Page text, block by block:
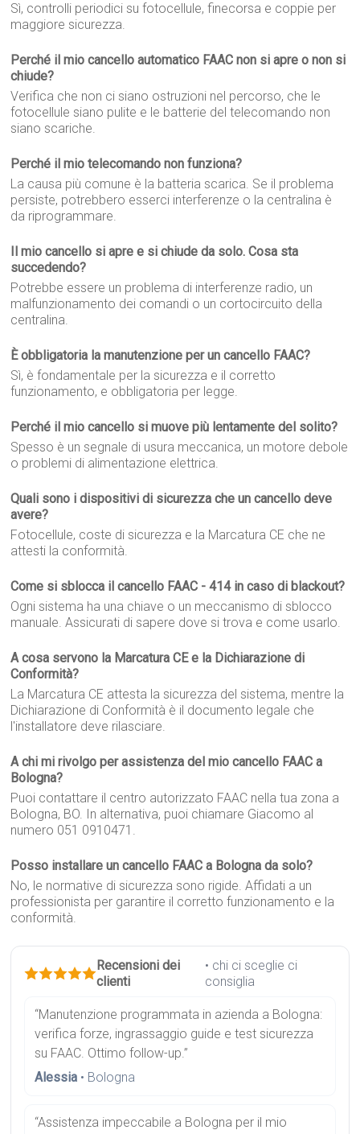
Sì, controlli periodici su fotocellule, finecorsa e coppie per
maggiore sicurezza.
Perché il mio cancello automatico FAAC non si apre o non si
chiude?
Verifica che non ci siano ostruzioni nel percorso, che le
fotocellule siano pulite e le batterie del telecomando non
siano scariche.
Perché il mio telecomando non funziona?
La causa più comune è la batteria scarica. Se il problema
persiste, potrebbero esserci interferenze o la centralina è
da riprogrammare.
Il mio cancello si apre e si chiude da solo. Cosa sta
succedendo?
Potrebbe essere un problema di interferenze radio, un
malfunzionamento dei comandi o un cortocircuito della
centralina.
È obbligatoria la manutenzione per un cancello FAAC?
Sì, è fondamentale per la sicurezza e il corretto
funzionamento, e obbligatoria per legge.
Perché il mio cancello si muove più lentamente del solito?
Spesso è un segnale di usura meccanica, un motore debole
o problemi di alimentazione elettrica.
Quali sono i dispositivi di sicurezza che un cancello deve
avere?
Fotocellule, coste di sicurezza e la Marcatura CE che ne
attesti la conformità.
Come si sblocca il cancello FAAC - 414 in caso di blackout?
Ogni sistema ha una chiave o un meccanismo di sblocco
manuale. Assicurati di sapere dove si trova e come usarlo.
A cosa servono la Marcatura CE e la Dichiarazione di
Conformità?
La Marcatura CE attesta la sicurezza del sistema, mentre la
Dichiarazione di Conformità è il documento legale che
l'installatore deve rilasciare.
A chi mi rivolgo per assistenza del mio cancello FAAC a
Bologna?
Puoi contattare il centro autorizzato FAAC nella tua zona a
Bologna, BO. In alternativa, puoi chiamare Giacomo al
numero 051 0910471.
Posso installare un cancello FAAC a Bologna da solo?
No, le normative di sicurezza sono rigide. Affidati a un
professionista per garantire il corretto funzionamento e la
conformità.
Recensioni dei
clienti
• chi ci sceglie ci
consiglia
“Manutenzione programmata in azienda a Bologna:
verifica forze, ingrassaggio guide e test sicurezza
su FAAC. Ottimo follow-up.”
Alessia • Bologna
“Assistenza impeccabile a Bologna per il mio